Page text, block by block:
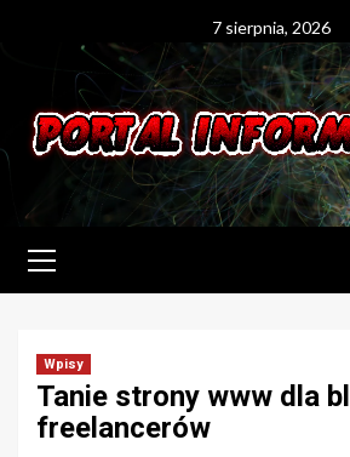
7 sierpnia, 2026
Menu
Wpisy
Tanie strony www dla
freelancerów